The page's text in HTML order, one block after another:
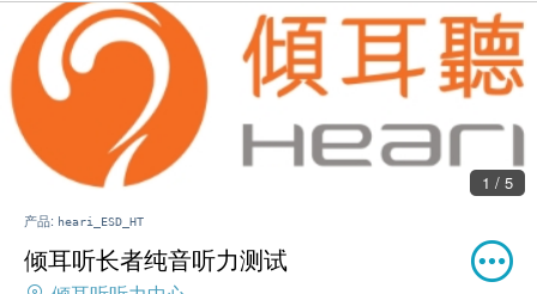
1 / 5
产品: heari_ESD_HT
倾耳听长者纯音听力测试